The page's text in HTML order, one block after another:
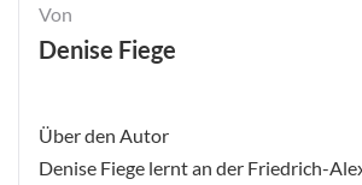
Von
Denise Fiege
Über den Autor
Denise Fiege lernt an der Friedrich-